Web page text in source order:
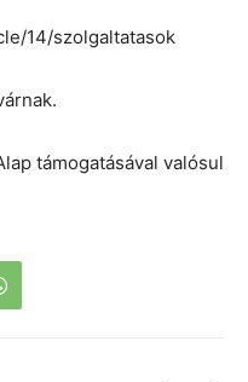
14/szolgaltatasok
támogatásával valósul